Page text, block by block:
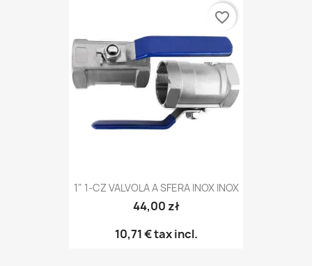
1" 1-CZ VALVOLA A SFERA INOX INOX
44,00 zł
10,71 €tax incl.
favorite_border